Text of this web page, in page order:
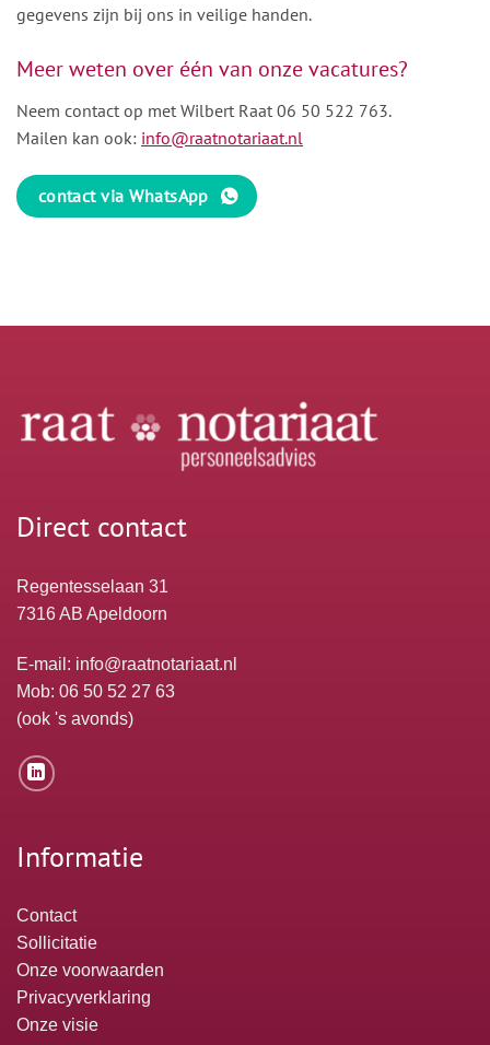
gegevens zijn bij ons in veilige handen.
Meer weten over één van onze vacatures?
Neem contact op met Wilbert Raat 06 50 522 763.
Mailen kan ook: info@raatnotariaat.nl
contact via WhatsApp
Direct contact
Regentesselaan 31
7316 AB Apeldoorn
E-mail: info@raatnotariaat.nl
Mob: 06 50 52 27 63
(ook 's avonds)
Informatie
Contact
Sollicitatie
Onze voorwaarden
Privacyverklaring
Onze visie